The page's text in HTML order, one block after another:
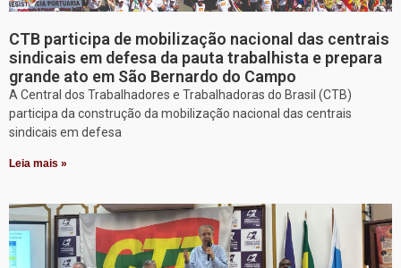
CTB participa de mobilização nacional das centrais
sindicais em defesa da pauta trabalhista e prepara
grande ato em São Bernardo do Campo
A Central dos Trabalhadores e Trabalhadoras do Brasil (CTB)
participa da construção da mobilização nacional das centrais
sindicais em defesa
Leia mais »